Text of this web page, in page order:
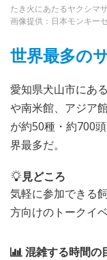
たき火にあたるヤクシマ
画像提供：日本モンキー
世界最多の
愛知県犬山市にあ
や南米館、アジア
が約50種・約700
界最多だ。
見どころ
気軽に参加できる
方向けのトークイ
混雑する時間の